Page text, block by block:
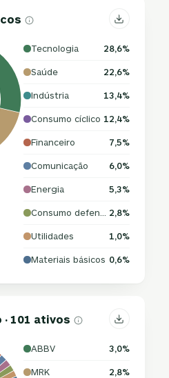
Tecnologia 28,6%
Saúde 22,6%
Indústria 13,4%
Consumo cíclico 12,4%
Financeiro 7,5%
Comunicação 6,0%
Energia 5,3%
2,8%
Utilidades 1,0%
Materiais básicos 0,6%
101 ativos
ABBV 3,0%
MRK 2,8%